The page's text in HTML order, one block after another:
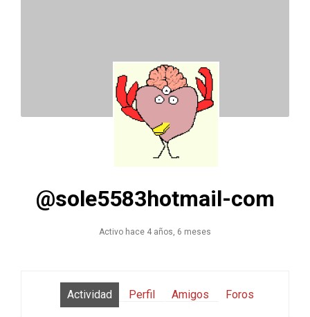
@sole5583hotmail-com
Activo hace 4 años, 6 meses
Actividad Perfil Amigos Foros